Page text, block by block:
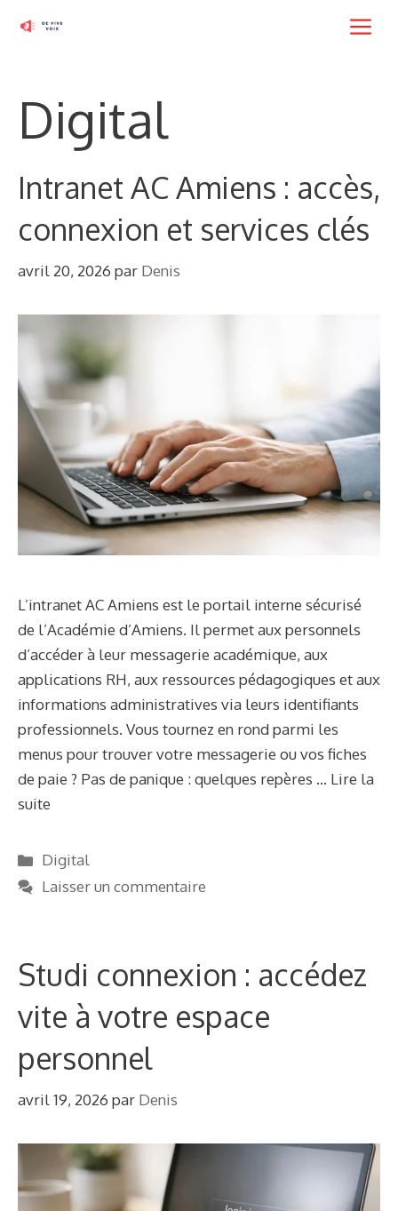
Digital
Intranet AC Amiens : accès,
connexion et services clés
avril 20, 2026 par Denis
L’intranet AC Amiens est le portail interne sécurisé
de l’Académie d’Amiens. Il permet aux personnels
d’accéder à leur messagerie académique, aux
applications RH, aux ressources pédagogiques et aux
informations administratives via leurs identifiants
professionnels. Vous tournez en rond parmi les
menus pour trouver votre messagerie ou vos fiches
de paie ? Pas de panique : quelques repères … Lire la
suite
Catégories
Digital
Laisser un commentaire
Studi connexion : accédez
vite à votre espace
personnel
avril 19, 2026 par Denis